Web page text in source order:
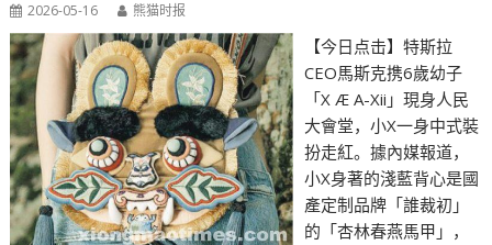
2026-05-16 熊猫时报
【今日点击】特斯拉
CEO馬斯克携6歲幼子
「X Æ A-Xii」現身人民
大會堂，小X一身中式裝
扮走紅。據內媒報道，
小X身著的淺藍背心是國
產定制品牌「誰裁初」
的「杏林春燕馬甲」，